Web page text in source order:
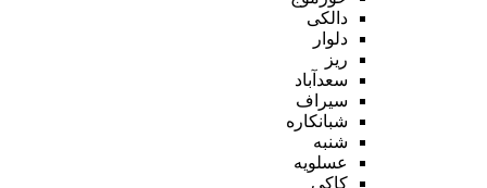
دالکی
دلوار
ریز
سعدآباد
سیراف
شبانکاره
شنبه
عسلویه
کاکی